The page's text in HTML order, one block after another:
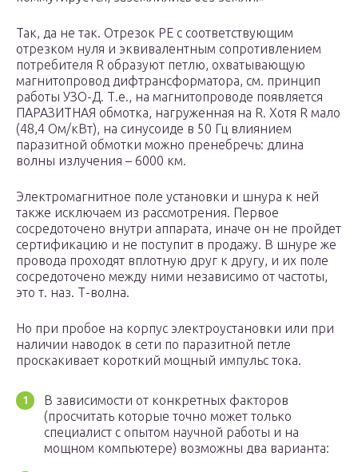
Так, да не так. Отрезок РЕ с соответствующим
отрезком нуля и эквивалентным сопротивлением
потребителя R образуют петлю, охватывающую
магнитопровод дифтрансформатора, см. принцип
работы УЗО-Д. Т.е., на магнитопроводе появляется
ПАРАЗИТНАЯ обмотка, нагруженная на R. Хотя R мало
(48,4 Ом/кВт), на синусоиде в 50 Гц влиянием
паразитной обмотки можно пренебречь: длина
волны излучения – 6000 км.
Электромагнитное поле установки и шнура к ней
также исключаем из рассмотрения. Первое
сосредоточено внутри аппарата, иначе он не пройдет
сертификацию и не поступит в продажу. В шнуре же
провода проходят вплотную друг к другу, и их поле
сосредоточено между ними независимо от частоты,
это т. наз. Т-волна.
Но при пробое на корпус электроустановки или при
наличии наводок в сети по паразитной петле
проскакивает короткий мощный импульс тока.
В зависимости от конкретных факторов
(просчитать которые точно может только
специалист с опытом научной работы и на
мощном компьютере) возможны два варианта: